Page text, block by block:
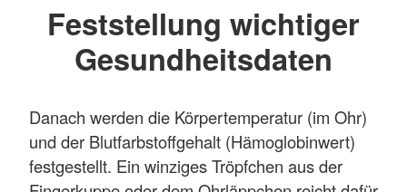
Feststellung wichtiger
Gesundheitsdaten
Danach werden die Körpertemperatur (im Ohr)
und der Blutfarbstoffgehalt (Hämoglobinwert)
festgestellt. Ein winziges Tröpfchen aus der